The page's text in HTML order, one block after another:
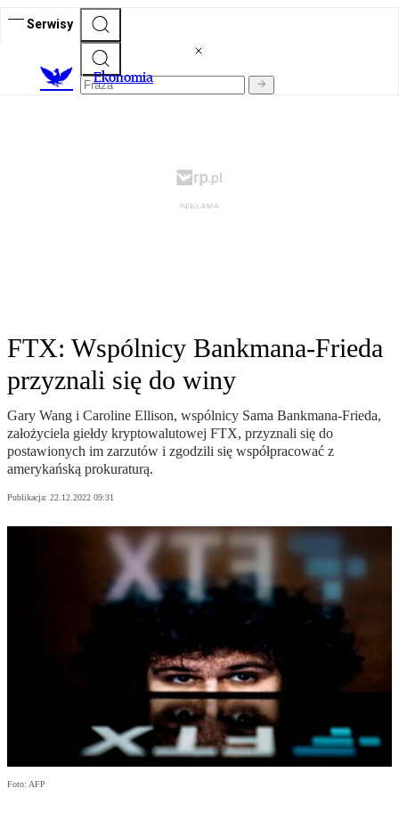
Serwisy
Ekonomia
FTX: Wspólnicy Bankmana-Frieda
przyznali się do winy
Gary Wang i Caroline Ellison, wspólnicy Sama Bankmana-Frieda,
założyciela giełdy kryptowalutowej FTX, przyznali się do
postawionych im zarzutów i zgodzili się współpracować z
amerykańską prokuraturą.
Publikacja: 22.12.2022 09:31
Foto: AFP